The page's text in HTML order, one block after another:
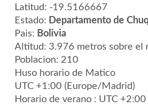
Latitud: -19.5166667
Estado: Departamento de
Pais: Bolivia
Altitud: 3.976 metros sobre el
Poblacion: 210
Huso horario de Matico
UTC +1:00 (Europe/Madrid)
Horario de verano : UTC +2:00